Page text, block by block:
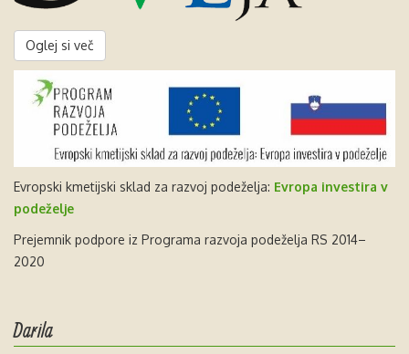
Oglej si več
Evropski kmetijski sklad za razvoj podeželja: Evropa investira v
podeželje
Prejemnik podpore iz Programa razvoja podeželja RS 2014–
2020
Darila